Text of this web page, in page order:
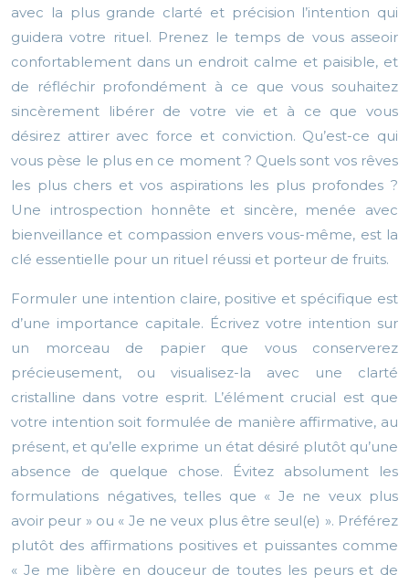
avec la plus grande clarté et précision l’intention qui
guidera votre rituel. Prenez le temps de vous asseoir
confortablement dans un endroit calme et paisible, et
de réfléchir profondément à ce que vous souhaitez
sincèrement libérer de votre vie et à ce que vous
désirez attirer avec force et conviction. Qu’est-ce qui
vous pèse le plus en ce moment ? Quels sont vos rêves
les plus chers et vos aspirations les plus profondes ?
Une introspection honnête et sincère, menée avec
bienveillance et compassion envers vous-même, est la
clé essentielle pour un rituel réussi et porteur de fruits.
Formuler une intention claire, positive et spécifique est
d’une importance capitale. Écrivez votre intention sur
un morceau de papier que vous conserverez
précieusement, ou visualisez-la avec une clarté
cristalline dans votre esprit. L’élément crucial est que
votre intention soit formulée de manière affirmative, au
présent, et qu’elle exprime un état désiré plutôt qu’une
absence de quelque chose. Évitez absolument les
formulations négatives, telles que « Je ne veux plus
avoir peur » ou « Je ne veux plus être seul(e) ». Préférez
plutôt des affirmations positives et puissantes comme
« Je me libère en douceur de toutes les peurs et de